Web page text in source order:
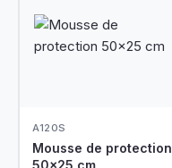
A120S
Mousse de protection
50x25 cm